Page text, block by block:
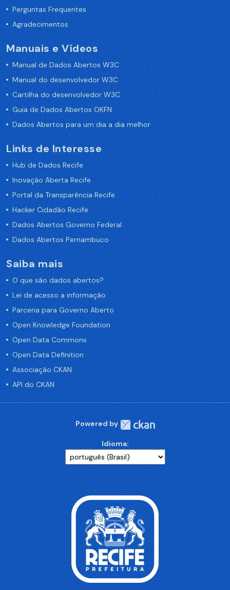
Perguntas Frequentes
Agradecimentos
Manuais e Vídeos
Manual de Dados Abertos W3C
Manual do desenvolvedor W3C
Cartilha do desenvolvedor W3C
Guia de Dados Abertos OKFN
Dados Abertos para um dia a dia melhor
Links de Interesse
Hub de Dados Recife
Inovação Aberta Recife
Portal da Transparência Recife
Hacker Cidadão Recife
Dados Abertos Governo Federal
Dados Abertos Pernambuco
Saiba mais
O que são dados abertos?
Lei de acesso a informação
Parceria para Governo Aberto
Open Knowledge Foundation
Open Data Commons
Open Data Definition
Associação CKAN
API do CKAN
Powered by
Idioma